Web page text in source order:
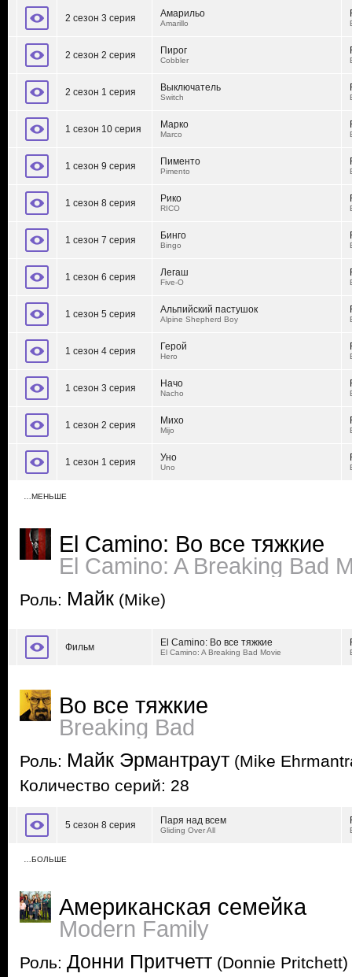
2 сезон 3 серия Амарильо
Amarillo
2 сезон 2 серия Пирог
Cobbler
2 сезон 1 серия Выключатель
Switch
1 сезон 10 серия Марко
Marco
1 сезон 9 серия Пименто
Pimento
1 сезон 8 серия Рико
RICO
1 сезон 7 серия Бинго
Bingo
1 сезон 6 серия Легаш
Five-O
1 сезон 5 серия Альпийский пастушок
Alpine Shepherd Boy
1 сезон 4 серия Герой
Hero
1 сезон 3 серия Начо
Nacho
1 сезон 2 серия Михо
Mijo
1 сезон 1 серия Уно
Uno
…МЕНЬШЕ
El Camino: Во все тяжкие
El Camino: A Breaking Bad
Роль: Майк (Mike)
Фильм El Camino: Во все тяжкие
El Camino: A Breaking Bad Movie
Во все тяжкие
Breaking Bad
Роль: Майк Эрмантраут (Mike
Количество серий: 28
5 сезон 8 серия Паря над всем
Gliding Over All
…БОЛЬШЕ
Американская семейка
Modern Family
Роль: Донни Притчетт (Donnie Pritchett)